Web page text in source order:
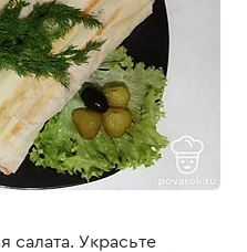
Украсьте